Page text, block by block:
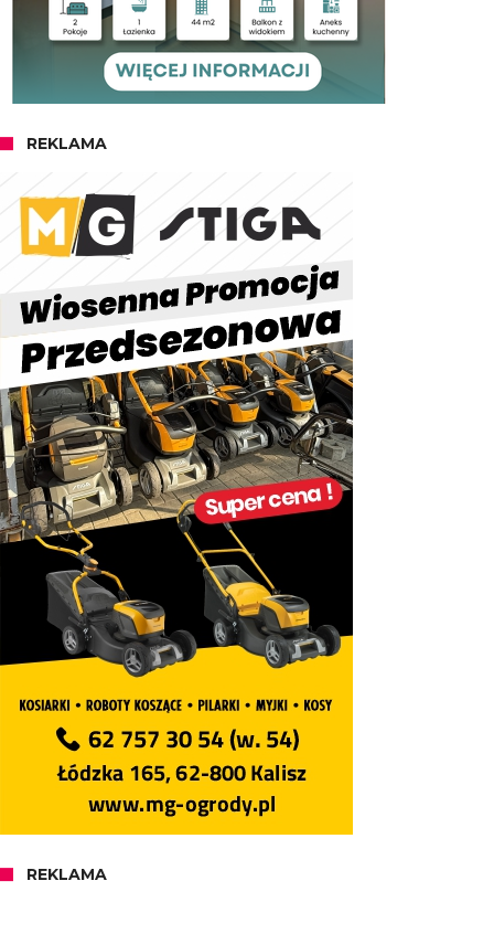
REKLAMA
REKLAMA